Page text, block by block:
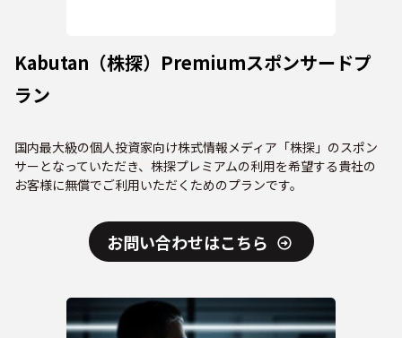
Kabutan（株探）Premiumスポンサードプ
ラン
国内最大級の個人投資家向け株式情報メディア「株探」のスポン
サーとなっていただき、株探プレミアムの利用を希望する貴社の
お客様に無償でご利用いただくためのプランです。
お問い合わせはこちら